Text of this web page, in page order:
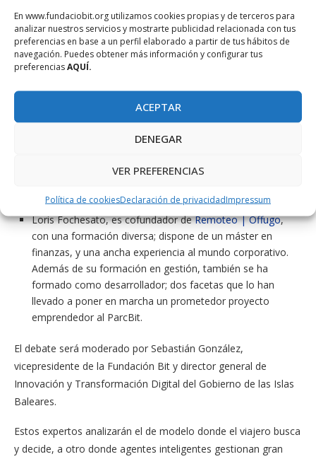
En www.fundaciobit.org utilizamos cookies propias y de terceros para
analizar nuestros servicios y mostrarte publicidad relacionada con tus
preferencias en base a un perfil elaborado a partir de tus hábitos de
navegación. Puedes obtener más información y configurar tus
preferenciasAQUÍ.
ACEPTAR
DENEGAR
VER PREFERENCIAS
Política de cookiesDeclaración de privacidadImpressum
las empresas más relevantes del ecosistema TIC-Turismo.
Diego Pérez Sastre es cofundador y CTO (Chief
Technology Officer) deanyformat.io . Estudió Ingeniería
Informática en la Universidad Politècnica de Madrid y
inteligencia artificial. Antes de impulsar su propio proyecto
empresarial, desarrolló modelos de IA y automatización de
procesos en empresas líderes como Clarity AI, dentro de la
ingeniería de anyformat, encargado de construir la
inteligente de datos estructurados.
Loris Fochesato, es cofundador deRemoteo | Offugo,
con una formación diversa; dispone de un máster en
finanzas, y una ancha experiencia al mundo corporativo.
Además de su formación en gestión, también se ha
formado como desarrollador; dos facetas que lo han
llevado a poner en marcha un prometedor proyecto
emprendedor al ParcBit.
El debate será moderado por Sebastián González,
vicepresidente de la Fundación Bit y director general de
Innovación y Transformación Digital del Gobierno de las Islas
Baleares.
Estos expertos analizarán el de modelo donde el viajero busca
y decide, a otro donde agentes inteligentes gestionan gran